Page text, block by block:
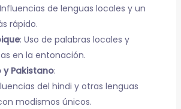
de lenguas locales y un
rápido.
: Uso de palabras locales y
en la entonación.
y Pakistano:
del hindi y otras lenguas
modismos únicos.